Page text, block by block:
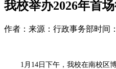
我校举办2026年首
作者： 来源：行政事务部时间
1月14日下午，我校在南校区